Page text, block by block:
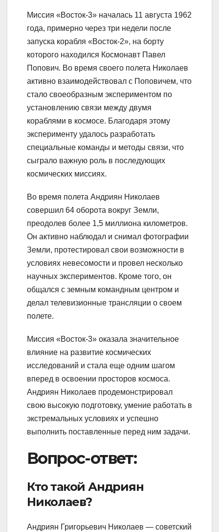
Миссия «Восток-3» началась 11 августа 1962
года, примерно через три недели после
запуска корабля «Восток-2», на борту
которого находился Космонавт Павел
Попович. Во время своего полета Николаев
активно взаимодействовал с Поповичем, что
стало своеобразным экспериментом по
установлению связи между двумя
кораблями в космосе. Благодаря этому
эксперименту удалось разработать
специальные команды и методы связи, что
сыграло важную роль в последующих
космических миссиях.
Во время полета Андриян Николаев
совершил 64 оборота вокруг Земли,
преодолев более 1,5 миллиона километров.
Он активно наблюдал и снимал фотографии
Земли, протестировал свои возможности в
условиях невесомости и провел несколько
научных экспериментов. Кроме того, он
общался с земным командным центром и
делал телевизионные трансляции о своем
полете.
Миссия «Восток-3» оказала значительное
влияние на развитие космических
исследований и стала еще одним шагом
вперед в освоении просторов космоса.
Андриян Николаев продемонстрировал
свою высокую подготовку, умение работать в
экстремальных условиях и успешно
выполнить поставленные перед ним задачи.
Вопрос-ответ:
Кто такой Андриян
Николаев?
Андриян Григорьевич Николаев — советский